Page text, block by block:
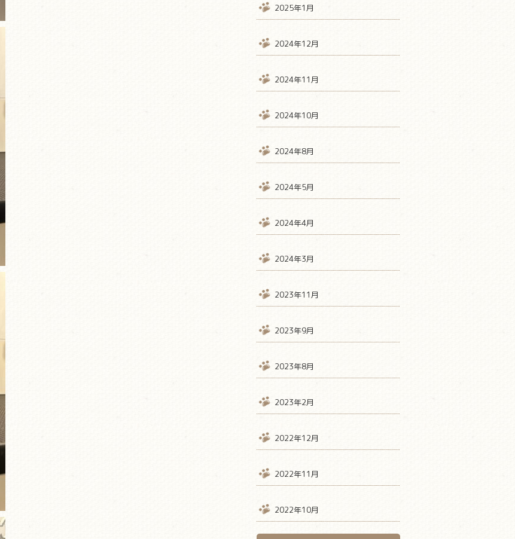
2025年1月
2024年12月
2024年11月
2024年10月
2024年8月
2024年5月
2024年4月
2024年3月
2023年11月
2023年9月
2023年8月
2023年2月
2022年12月
2022年11月
2022年10月